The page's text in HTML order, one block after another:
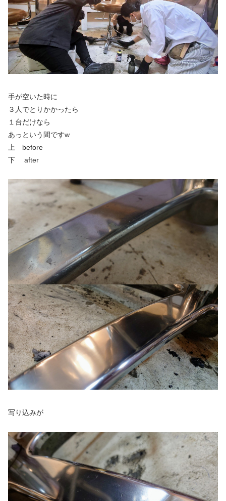
手が空いた時に
３人でとりかかったら
１台だけなら
あっという間ですw
上 before
下 after
写り込みが